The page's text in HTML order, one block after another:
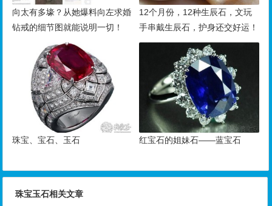
向太有多壕？从她爆料向左求婚
钻戒的细节图就能说明一切！
12个月份，12种生辰石，文玩
手串戴生辰石，护身还交好运！
珠宝、宝石、玉石 红宝石的姐妹石——蓝宝石
珠宝玉石相关文章